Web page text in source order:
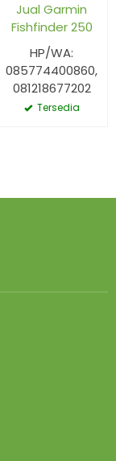
Jual Garmin
Fishfinder 250
HP/WA:
085774400860,
081218677202
Tersedia